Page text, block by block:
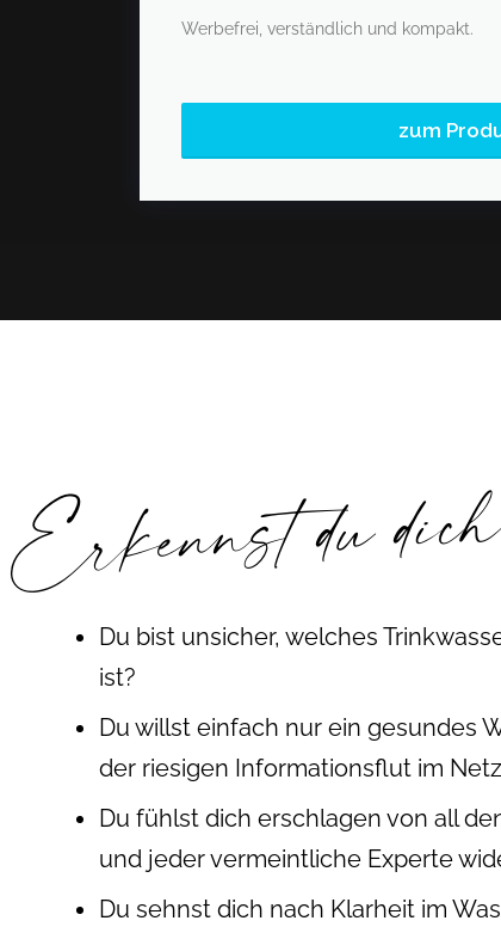
Werbefrei, verständlich und kompakt.
zum
Erkennst du
Du bist unsicher, welches
ist?
Du willst einfach nur ein gesundes
der riesigen Informationsflut im
Du fühlst dich erschlagen von all
und jeder vermeintliche Experte
Du sehnst dich nach Klarheit im